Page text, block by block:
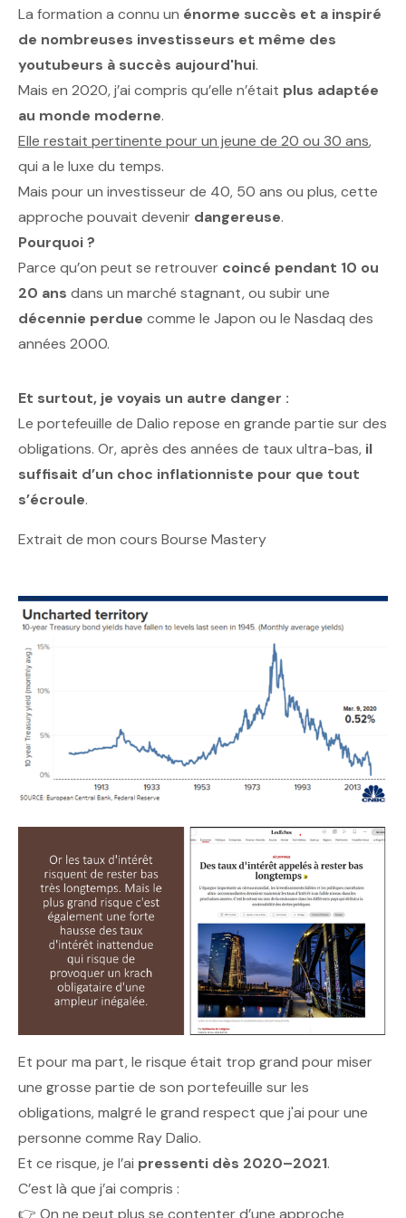
La formation a connu un énorme succès et a inspiré
de nombreuses investisseurs et même des
youtubeurs à succès aujourd'hui.
Mais en 2020, j’ai compris qu’elle n’était plus adaptée
au monde moderne.
Elle restait pertinente pour un jeune de 20 ou 30 ans,
qui a le luxe du temps.
Mais pour un investisseur de 40, 50 ans ou plus, cette
approche pouvait devenir dangereuse.
Pourquoi ?
Parce qu’on peut se retrouver coincé pendant 10 ou
20 ans dans un marché stagnant, ou subir une
décennie perdue comme le Japon ou le Nasdaq des
années 2000.
Et surtout, je voyais un autre danger :
Le portefeuille de Dalio repose en grande partie sur des
obligations. Or, après des années de taux ultra-bas, il
suffisait d’un choc inflationniste pour que tout
s’écroule.
Extrait de mon cours Bourse Mastery
Et pour ma part, le risque était trop grand pour miser
une grosse partie de son portefeuille sur les
obligations, malgré le grand respect que j'ai pour une
personne comme Ray Dalio.
Et ce risque, je l’ai pressenti dès 2020–2021.
C’est là que j’ai compris :
👉 On ne peut plus se contenter d’une approche